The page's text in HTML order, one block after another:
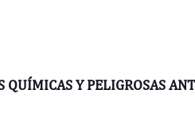
Y PELIGROSAS